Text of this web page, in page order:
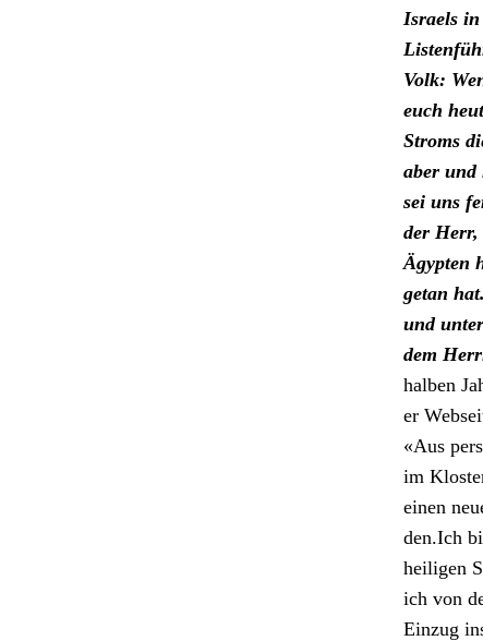
Israels
Volk:
euch
Stroms
aber und
sei uns
der Herr,
Ägypten
getan
und
dem
hal­ben
er
«Aus
im
einen
den.Ich
heili­gen
ich von
Einzug